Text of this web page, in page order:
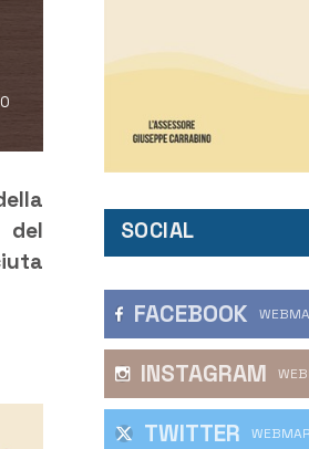
0
del
SOCIAL
FACEBOOK
INSTAGRAM
TWITTER